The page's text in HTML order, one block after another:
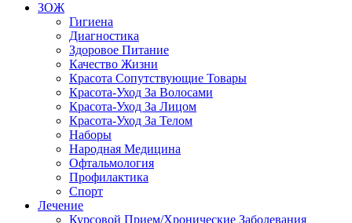
ЗОЖ
Гигиена
Диагностика
Здоровое Питание
Качество Жизни
Красота Сопутствующие Товары
Красота-Уход За Волосами
Красота-Уход За Лицом
Красота-Уход За Телом
Наборы
Народная Медицина
Офтальмология
Профилактика
Спорт
Лечение
Курсовой Прием/Хронические Заболевания